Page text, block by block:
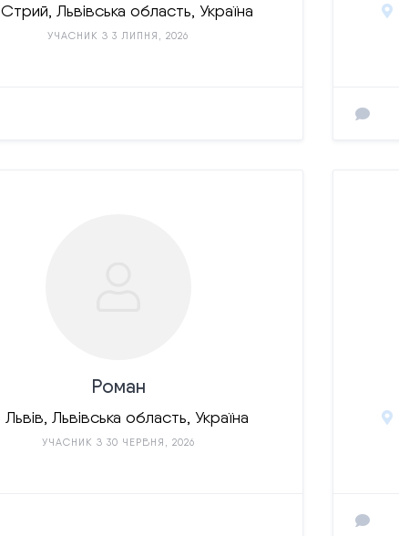
Стрий, Львівська область, Україна
УЧАСНИК З 3 ЛИПНЯ, 2026
Роман
Львів, Львівська область, Україна
УЧАСНИК З 30 ЧЕРВНЯ, 2026